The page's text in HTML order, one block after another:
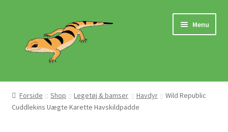
navigation
indhold
Menu
Hjem
Butik
Forside Shop Legetøj & bamser Havdyr
Wild Republic
Cuddlekins Uægte Karette Havskildpadde